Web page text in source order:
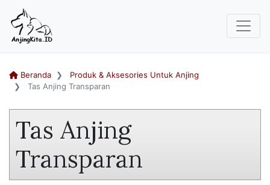
Beranda
Produk & Aksesories Untuk Anjing
Tas Anjing Transparan
Tas Anjing
Transparan